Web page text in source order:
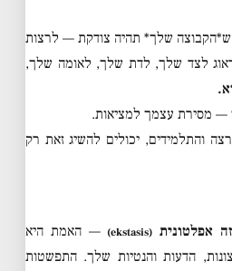
שלך* תהיה צודקת — לרצות
לצד שלך, לדת שלך, לאומה שלך,
— מסירת עצמך למציאות.
והתלמידים, יכולים להשיג זאת רק
אפלטונית (ekstasis)
— האמת היא
הדעות והנטיות שלך. התפשטות